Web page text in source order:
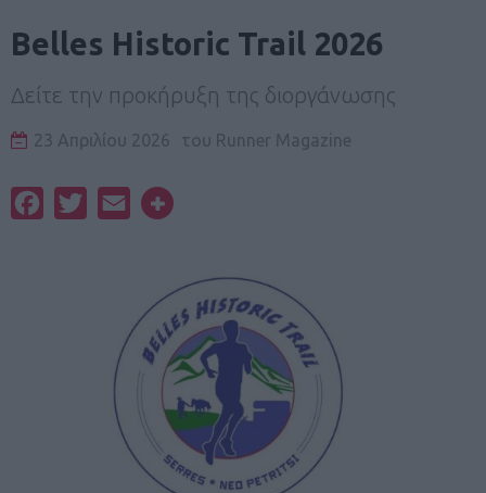
Belles Historic Trail 2026
Δείτε την προκήρυξη της διοργάνωσης
23 Απριλίου 2026 του Runner Magazine
FacebookTwitterEmail